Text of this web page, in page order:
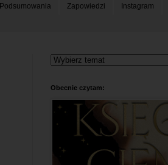
Podsumowania Zapowiedzi Instagram
Obecnie czytam: